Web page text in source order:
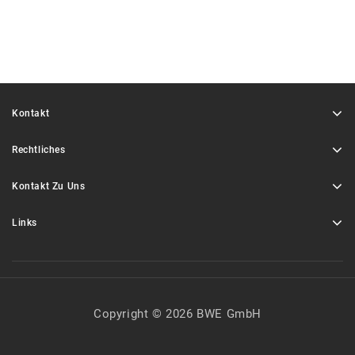
Kontakt
Rechtliches
Kontakt Zu Uns
Links
Copyright © 2026 BWE GmbH